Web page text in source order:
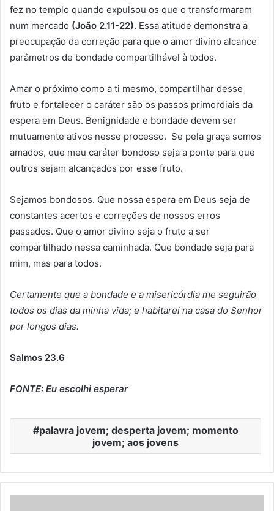
fez no templo quando expulsou os que o transformaram
num mercado (João 2.11-22). Essa atitude demonstra a
preocupação da correção para que o amor divino alcance
parâmetros de bondade compartilhável à todos.
Amar o próximo como a ti mesmo, compartilhar desse
fruto e fortalecer o caráter são os passos primordiais da
espera em Deus. Benignidade e bondade devem ser
mutuamente ativos nesse processo. Se pela graça somos
amados, que meu caráter bondoso seja a ponte para que
outros sejam alcançados por esse fruto.
Sejamos bondosos. Que nossa espera em Deus seja de
constantes acertos e correções de nossos erros
passados. Que o amor divino seja o fruto a ser
compartilhado nessa caminhada. Que bondade seja para
mim, mas para todos.
Certamente que a bondade e a misericórdia me seguirão
todos os dias da minha vida; e habitarei na casa do Senhor
por longos dias.
Salmos 23.6
FONTE: Eu escolhi esperar
palavra jovem; desperta jovem; momento
jovem; aos jovens